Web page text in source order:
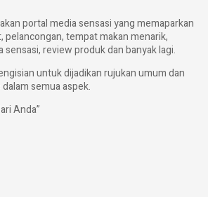
portal media sensasi yang memaparkan
pelancongan, tempat makan menarik,
review produk dan banyak lagi.
untuk dijadikan rujukan umum dan
semua aspek.
Anda”